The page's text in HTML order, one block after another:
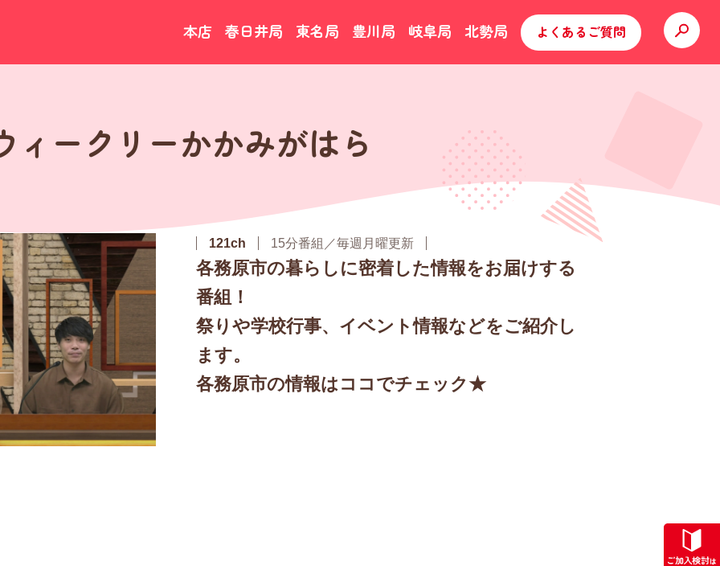
本店 春日井局 東名局 豊川局 岐阜局 北勢局 よくあるご質問
ィークリーかかみがはら
121ch 15分番組／毎週月曜更新
各務原市の暮らしに密着した情報をお届けする
番組！
祭りや学校行事、イベント情報などをご紹介し
ます。
各務原市の情報はココでチェック★